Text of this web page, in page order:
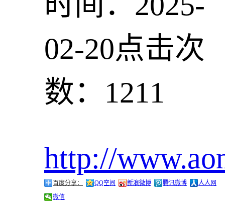
02-20点击次
数：1211
http://
百度分享： QQ空间 新浪微博 腾讯微博
人人网
微信